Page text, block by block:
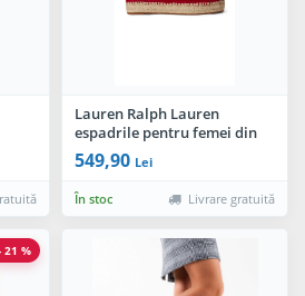
Lauren Ralph Lauren
espadrile pentru femei din
piele întoarsă Luize Mj
549,90 Lei
În stoc Livrare gratuită
21 %